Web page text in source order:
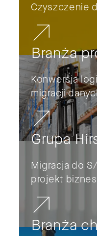
Czyszczenie
Branża
Konwersja
migracji
Grupa
Migracja do
projekt
Branża